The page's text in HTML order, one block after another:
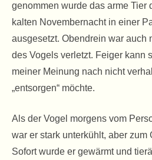
genommen wurde das arme Tier
kalten Novembernacht in einer
ausgesetzt. Obendrein war auch
des Vogels verletzt. Feiger kann
meiner Meinung nach nicht
„entsorgen“ möchte.
Als der Vogel morgens vom
war er stark unterkühlt, aber zum
Sofort wurde er gewärmt und